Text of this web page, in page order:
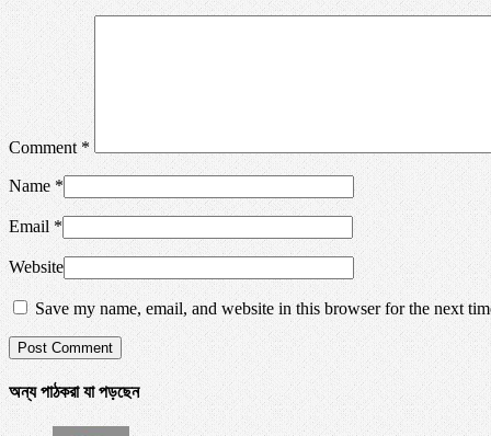
Comment*
Name *
Email *
Website
Save my name, email, and website in this browser for the next
অন্য পাঠকরা যা পড়ছেন